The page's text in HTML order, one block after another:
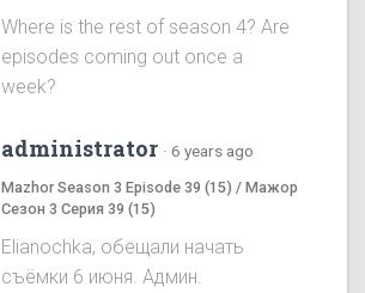
Where is the rest of season 4? Are
episodes coming out once a
week?
administrator · 6 years ago
Mazhor Season 3 Episode 39 (15) / Мажор
Сезон 3 Серия 39 (15)
Elianochka, обещали начать
съёмки 6 июня. Админ.